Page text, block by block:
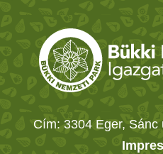
Cím: 3304 Eger, Sánc